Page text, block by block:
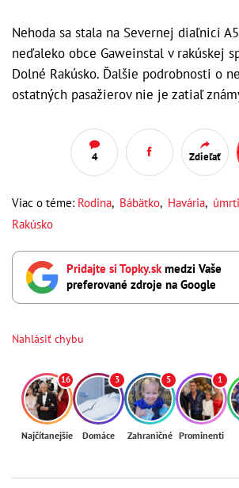
Nehoda sa stala na Severnej diaľnici
neďaleko obce Gaweinstal v rakúskej
Dolné Rakúsko. Ďalšie podrobnosti o
ostatných pasažierov nie je zatiaľ
4 Zdieľať
Viac o téme: Rodina, Bábätko, Havária,
Rakúsko
Pridajte si Topky.skmedzi Vaše
preferované zdroje na Google
Nahlásiť chybu
16
Najčítanejšie
3
Domáce
5
Zahraničné
1
Prominenti